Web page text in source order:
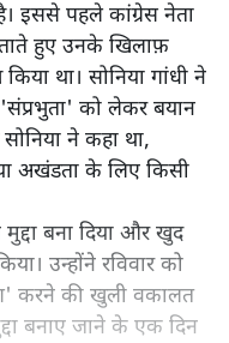
इससे पहले कांग्रेस नेता
हुए उनके खिलाफ़
था। सोनिया गांधी ने
को लेकर बयान
ने कहा था,
या अखंडता के लिए किसी
बना दिया और खुद
उन्होंने रविवार को
करने की खुली वकालत
बनाए जाने के एक दिन